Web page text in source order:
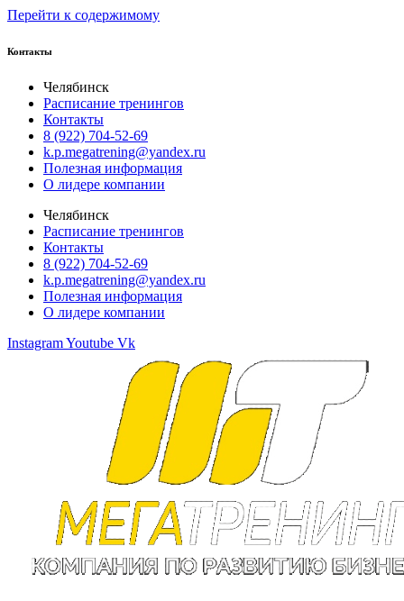
Перейти к содержимому
Контакты
Челябинск
Расписание тренингов
Контакты
8 (922) 704-52-69
k.p.megatrening@yandex.ru
Полезная информация
О лидере компании
Челябинск
Расписание тренингов
Контакты
8 (922) 704-52-69
k.p.megatrening@yandex.ru
Полезная информация
О лидере компании
InstagramYoutube Vk